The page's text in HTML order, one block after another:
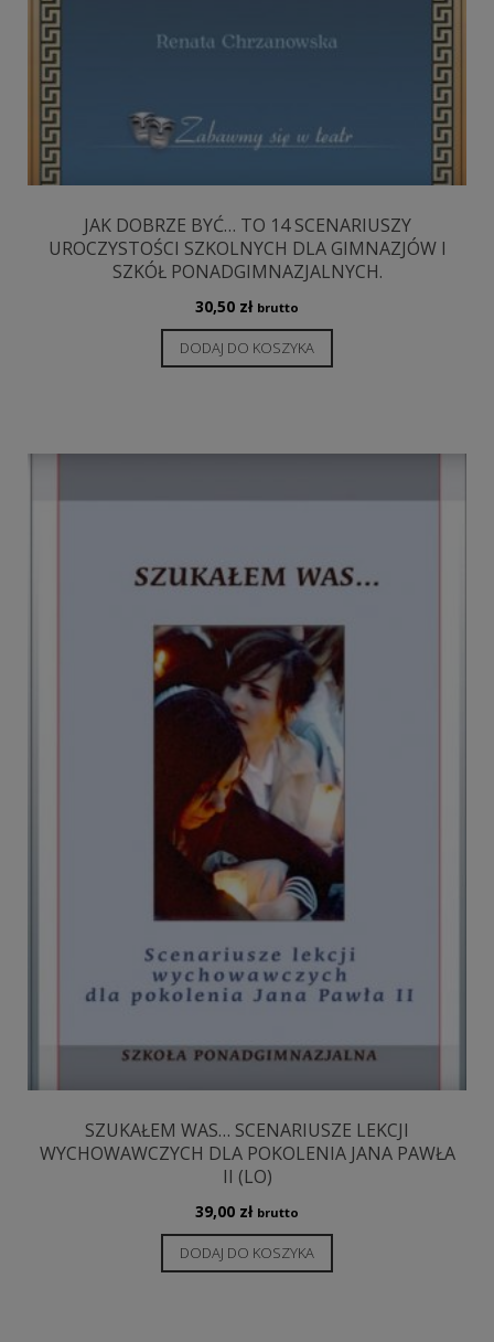
JAK DOBRZE BYĆ… TO 14 SCENARIUSZY
UROCZYSTOŚCI SZKOLNYCH DLA GIMNAZJÓW I
SZKÓŁ PONADGIMNAZJALNYCH.
30,50 zł brutto
DODAJ DO KOSZYKA
SZUKAŁEM WAS… SCENARIUSZE LEKCJI
WYCHOWAWCZYCH DLA POKOLENIA JANA PAWŁA
II (LO)
39,00 zł brutto
DODAJ DO KOSZYKA